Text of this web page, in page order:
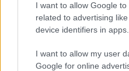
I want to allow Google
related to advertising
device identifiers in apps.
I want to allow my user
Google for online